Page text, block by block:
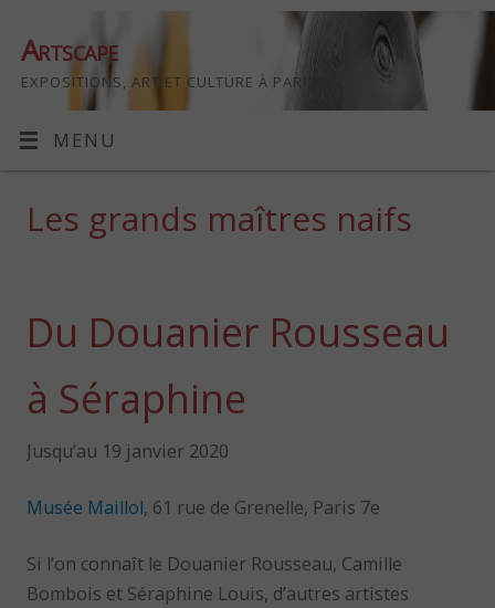
Artscape
EXPOSITIONS, ART ET CULTURE À PARIS
MENU
Les grands maîtres naifs
Du Douanier Rousseau
à Séraphine
Jusqu’au 19 janvier 2020
Musée Maillol, 61 rue de Grenelle, Paris 7e
Si l’on connaît le Douanier Rousseau, Camille
Bombois et Séraphine Louis, d’autres artistes